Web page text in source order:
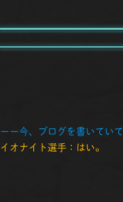
ーー今、ブログを書いていて
イオナイト選手：はい。